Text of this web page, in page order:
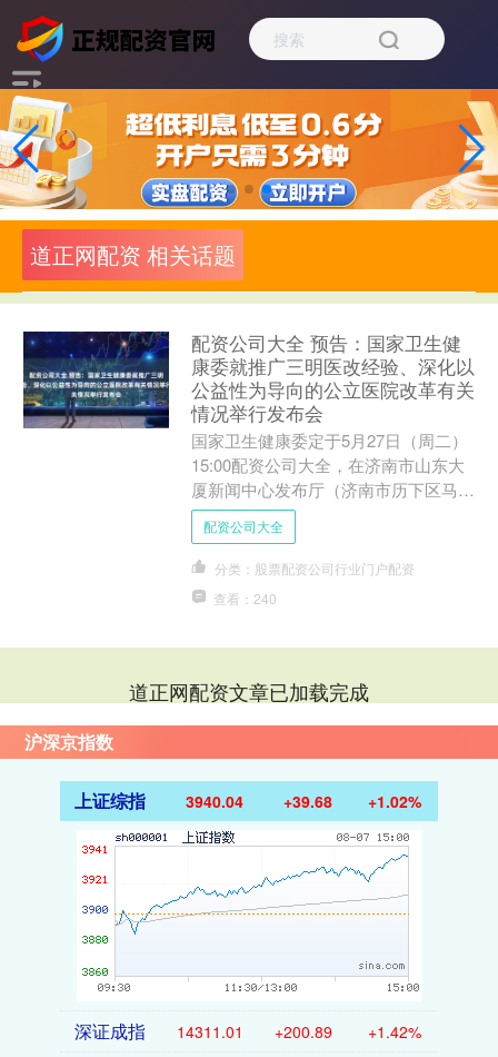
道正网配资 相关话题
配资公司大全 预告：国家卫生健
康委就推广三明医改经验、深化以
公益性为导向的公立医院改革有关
情况举行发布会
国家卫生健康委定于5月27日（周二）
15:00配资公司大全，在济南市山东大
厦新闻中心发布厅（济南市历下区马鞍
山路2-1号）召开新闻发布会，介绍推
广三明医改经验、....
配资公司大全
分类：股票配资公司行业门户配资
查看：240
道正网配资文章已加载完成
沪深京指数
上证综指 3940.04 +39.68 +1.02%
深证成指 14311.01 +200.89 +1.42%